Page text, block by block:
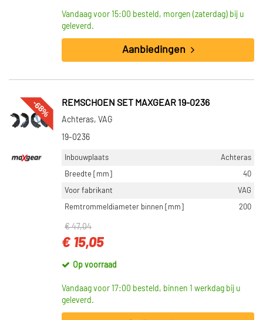
Bus remschoenbout (57)
Afdichtring remschoen (27)
Achteras links (129)
Achteras rechts (129)
Vooras (38)
Achter (1)
REMBLOK/VOERING
Met voering (17)
VOORRAAD
Niet op voorraad (8616)
Op voorraad (5077)
Vandaag voor 15:00 besteld, morgen (zaterdag) bij u
geleverd.
Aanbiedingen
-68% REMSCHOEN SET MAXGEAR 19-0236
Achteras, VAG
19-0236
Inbouwplaats
Achteras
Breedte [mm]
40
Voor fabrikant
VAG
Remtrommeldiameter binnen [mm]
200
€ 47,04
€ 15,05
Op voorraad
Vandaag voor 17:00 besteld, binnen 1 werkdag bij u
geleverd.